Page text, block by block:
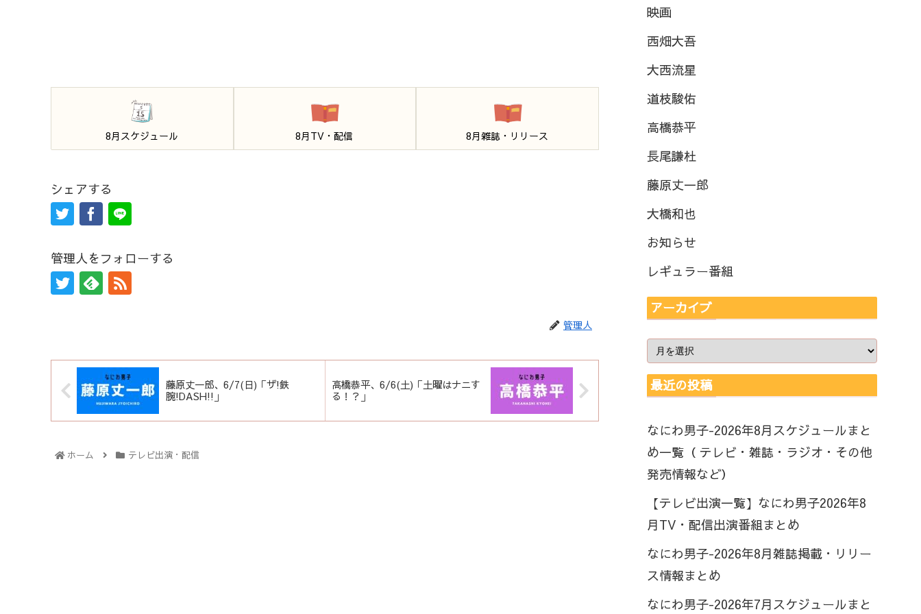
8月スケジュール 8月TV・配信 8月雑誌・リリース
シェアする
管理人をフォローする
管理人
藤原丈一郎、6/7(日)「ザ!鉄
腕!DASH!!」
高橋恭平、6/6(土)「土曜はナニす
る！？」
ホーム テレビ出演・配信
映画
西畑大吾
大西流星
道枝駿佑
高橋恭平
長尾謙杜
藤原丈一郎
大橋和也
お知らせ
レギュラー番組
アーカイブ
最近の投稿
なにわ男子-2026年8月スケジュールまと
め一覧（ テレビ・雑誌・ラジオ・その他
発売情報など）
【テレビ出演一覧】なにわ男子2026年8
月TV・配信出演番組まとめ
なにわ男子-2026年8月雑誌掲載・リリー
ス情報まとめ
なにわ男子-2026年7月スケジュールまと